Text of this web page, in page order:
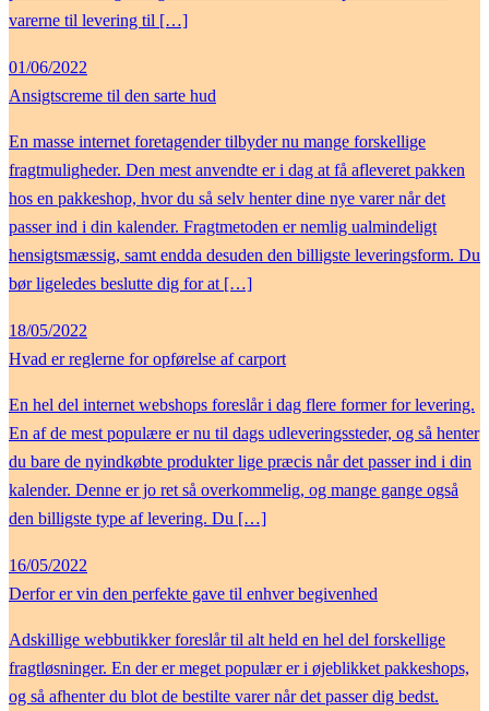
varerne til levering til […]
01/06/2022
Ansigtscreme til den sarte hud
En masse internet foretagender tilbyder nu mange forskellige
fragtmuligheder. Den mest anvendte er i dag at få afleveret pakken
hos en pakkeshop, hvor du så selv henter dine nye varer når det
passer ind i din kalender. Fragtmetoden er nemlig ualmindeligt
hensigtsmæssig, samt endda desuden den billigste leveringsform. Du
bør ligeledes beslutte dig for at […]
18/05/2022
Hvad er reglerne for opførelse af carport
En hel del internet webshops foreslår i dag flere former for levering.
En af de mest populære er nu til dags udleveringssteder, og så henter
du bare de nyindkøbte produkter lige præcis når det passer ind i din
kalender. Denne er jo ret så overkommelig, og mange gange også
den billigste type af levering. Du […]
16/05/2022
Derfor er vin den perfekte gave til enhver begivenhed
Adskillige webbutikker foreslår til alt held en hel del forskellige
fragtløsninger. En der er meget populær er i øjeblikket pakkeshops,
og så afhenter du blot de bestilte varer når det passer dig bedst.